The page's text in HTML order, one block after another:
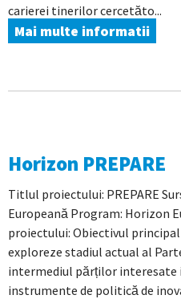
carierei tinerilor cercetăto...
Mai multe informatii
Horizon PREPARE
Titlul proiectului: PREPARE
Europeană Program: Horizon
proiectului: Obiectivul
exploreze stadiul actual al
intermediul părților interesate
instrumente de politică de